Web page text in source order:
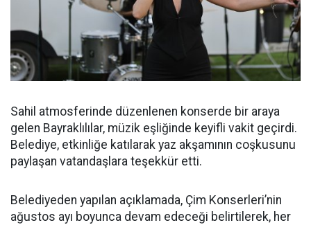
Sahil atmosferinde düzenlenen konserde bir araya
gelen Bayraklılılar, müzik eşliğinde keyifli vakit geçirdi.
Belediye, etkinliğe katılarak yaz akşamının coşkusunu
paylaşan vatandaşlara teşekkür etti.
Belediyeden yapılan açıklamada, Çim Konserleri’nin
ağustos ayı boyunca devam edeceği belirtilerek, her